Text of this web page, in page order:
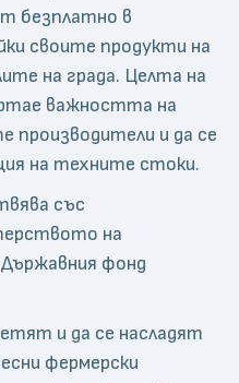
безплатно в
своите продукти на
на града. Целта на
важността на
производители и да се
на техните стоки.
със
на
фонд
и да се насладят
фермерски